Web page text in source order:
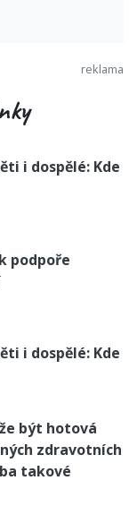
i dospělé: Kde
podpoře
i dospělé: Kde
být hotová
zdravotních
takové